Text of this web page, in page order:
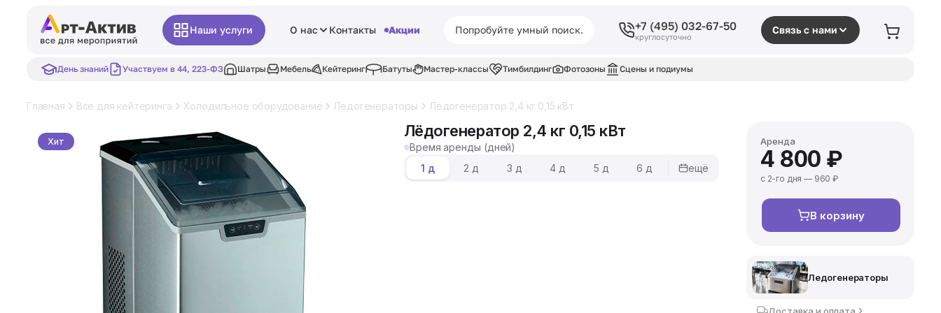
Наши услуги О нас Контакты Акции +7 (495) 032-67-50
круглосуточно
Связь с нами
День знаний Участвуем в 44, 223-ФЗ Шатры Мебель Кейтеринг Батуты Мастер-классы Тимбилдинг Фотозоны Сцены и подиумы
Главная Все для кейтеринга Холодильное оборудование Ледогенераторы Лёдогенератор 2,4 кг 0,15 кВт
Хит
Лёдогенератор 2,4 кг 0,15 кВт
Время аренды (дней)
1 д
2 д 3 д 4 д 5 д 6 д ещё
Аренда
4 800 ₽
с 2-го дня — 960 ₽
В корзину
Ледогенераторы